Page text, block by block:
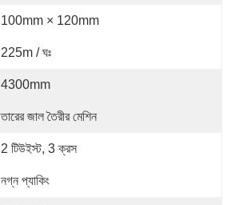
100mm × 120mm
225m / ঘঃ
4300mm
তারের জাল তৈরীর মেশিন
2 টিউইস্ট, 3 ক্রস
নগ্ন প্যাকিং